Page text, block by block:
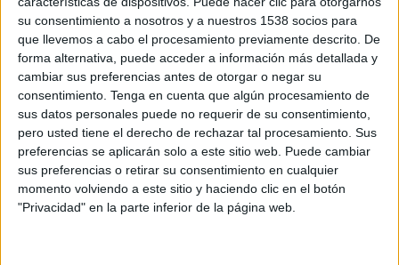
su consentimiento a nosotros y a nuestros 1538 socios para
que llevemos a cabo el procesamiento previamente descrito. De
forma alternativa, puede acceder a información más detallada y
cambiar sus preferencias antes de otorgar o negar su
consentimiento. Tenga en cuenta que algún procesamiento de
sus datos personales puede no requerir de su consentimiento,
pero usted tiene el derecho de rechazar tal procesamiento. Sus
preferencias se aplicarán solo a este sitio web. Puede cambiar
sus preferencias o retirar su consentimiento en cualquier
momento volviendo a este sitio y haciendo clic en el botón
"Privacidad" en la parte inferior de la página web.